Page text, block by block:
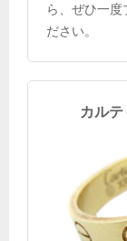
ら、ぜひ一度
ださい。
カル